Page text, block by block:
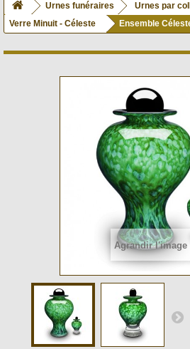
Urnes funéraires
Urnes par
Verre Minuit - Céleste
Ensemble
Agrandir l'image